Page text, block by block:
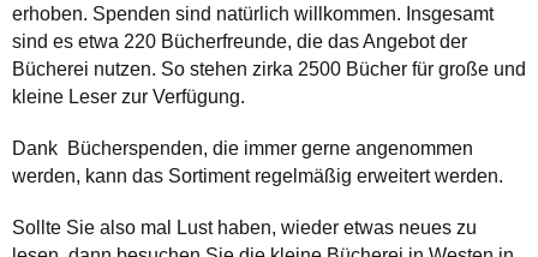
erhoben. Spenden sind natürlich willkommen. Insgesamt
sind es etwa 220 Bücherfreunde, die das Angebot der
Bücherei nutzen. So stehen zirka 2500 Bücher für große und
kleine Leser zur Verfügung.
Dank Bücherspenden, die immer gerne angenommen
werden, kann das Sortiment regelmäßig erweitert werden.
Sollte Sie also mal Lust haben, wieder etwas neues zu